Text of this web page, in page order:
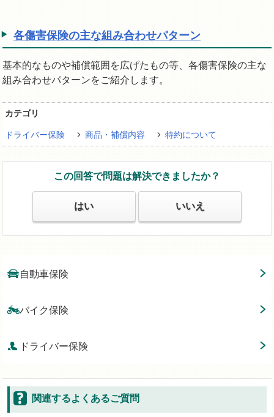
各傷害保険の主な組み合わせパターン
基本的なものや補償範囲を広げたもの等、各傷害保険の主な
組み合わせパターンをご紹介します。
カテゴリ
ドライバー保険 商品・補償内容 特約について
この回答で問題は解決できましたか？
はい いいえ
自動車保険
バイク保険
ドライバー保険
関連するよくあるご質問